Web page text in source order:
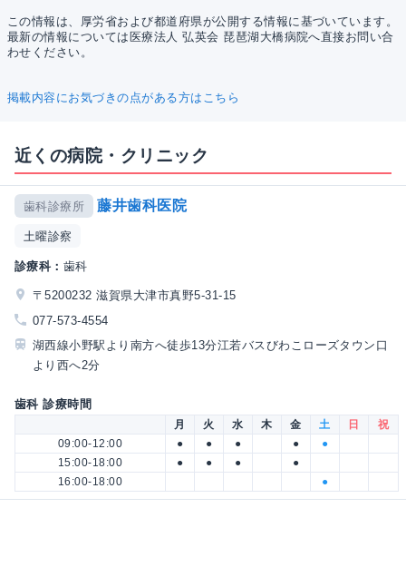
この情報は、厚労省および都道府県が公開する情報に基づいています。
最新の情報については医療法人 弘英会 琵琶湖大橋病院へ直接お問い合
わせください。
掲載内容にお気づきの点がある方はこちら
近くの病院・クリニック
歯科診療所 藤井歯科医院
土曜診察
診療科： 歯科
〒5200232 滋賀県大津市真野5-31-15
077-573-4554
湖西線小野駅より南方へ徒歩13分江若バスびわこローズタウン口
より西へ2分
歯科 診療時間
月 火 水 木 金 土 日
祝
09:00-12:00
● ● ● ●
●
15:00-18:00
● ● ●
●
16:00-18:00
●